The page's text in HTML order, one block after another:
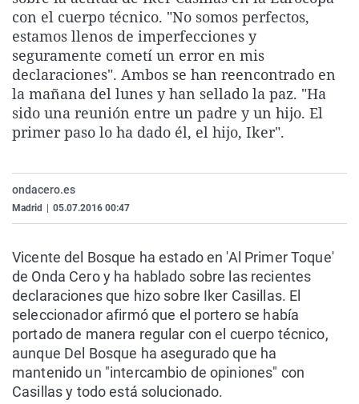
La rosa de los vientos
Gente viajera
Como el perro y el
Caso
Retornados
Equipo de
Operación Viuda
Extremadura
Galicia
La Rioja
Navarra
País Vasco
Virales
Televisión
Elecciones
con el cuerpo técnico. "No somos perfectos,
estamos llenos de imperfecciones y
seguramente cometí un error en mis
declaraciones". Ambos se han reencontrado en
la mañana del lunes y han sellado la paz. "Ha
sido una reunión entre un padre y un hijo. El
primer paso lo ha dado él, el hijo, Iker".
ondacero.es
Madrid 05.07.2016 00:47
Vicente del Bosque ha estado en 'Al Primer Toque'
de Onda Cero y ha hablado sobre las recientes
declaraciones que hizo sobre Iker Casillas. El
seleccionador afirmó que el portero se había
portado de manera regular con el cuerpo técnico,
aunque Del Bosque ha asegurado que ha
mantenido un "intercambio de opiniones" con
Casillas y todo está solucionado.